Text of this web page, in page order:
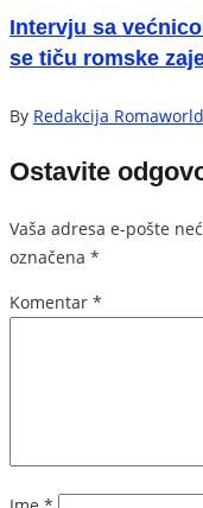
Intervju sa
se tiču romske
By Redakcija Romaworld
Ostavite
Vaša adresa e-pošte
označena *
Komentar *